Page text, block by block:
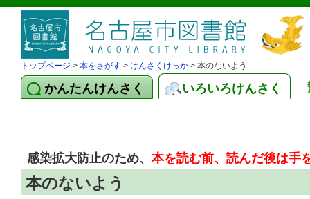
トップページ > 本をさがす > けんさくけっか > 本のないよう
かんたんけんさく いろいろけんさく
感染拡大防止のため、本を読む前、読んだ後は手
本のないよう